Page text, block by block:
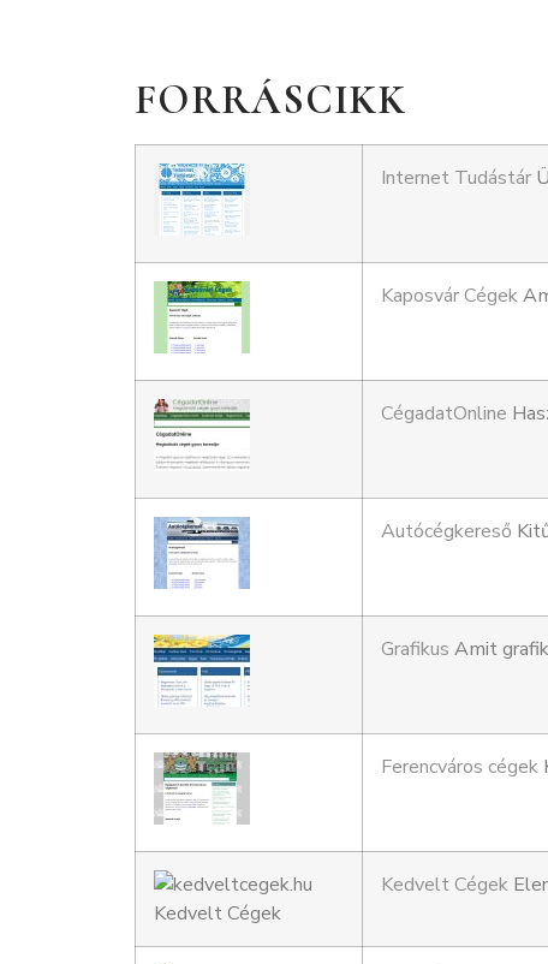
FORRÁSCIKK
Internet Tudástár
Kaposvár Cégek
CégadatOnline
Autócégkereső
Grafikus Amit
Ferencváros cégek
Kedvelt Cégek